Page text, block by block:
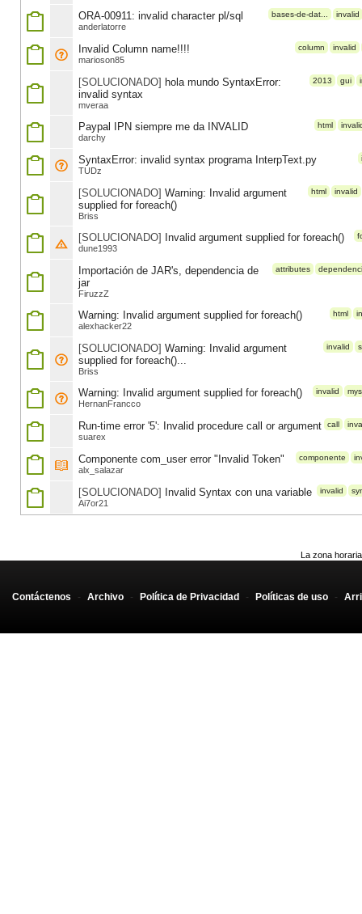
bases-de-dat... invalid
ORA-00911: invalid character pl/sql
anderlatorre
column invalid
Invalid Column name!!!!
marioson85
2013 gui
[SOLUCIONADO] hola mundo SyntaxError:
invalid syntax
mveraa
html
Paypal IPN siempre me da INVALID
darchy
SyntaxError: invalid syntax programa InterpText.py
TUDz
html invalid
[SOLUCIONADO] Warning: Invalid argument
supplied for foreach()
Briss
[SOLUCIONADO] Invalid argument supplied for foreach()
dune1993
attributes
Importación de JAR's, dependencia de
jar
FiruzzZ
html
Warning: Invalid argument supplied for foreach()
alexhacker22
invalid
[SOLUCIONADO] Warning: Invalid argument
supplied for foreach()...
Briss
invalid
Warning: Invalid argument supplied for foreach()
HernanFrancco
call
Run-time error '5': Invalid procedure call or argument
suarex
componente
Componente com_user error "Invalid Token"
alx_salazar
invalid
[SOLUCIONADO] Invalid Syntax con una variable
Ai7or21
La zona
Contáctenos - Archivo - Política de Privacidad - Políticas de uso -